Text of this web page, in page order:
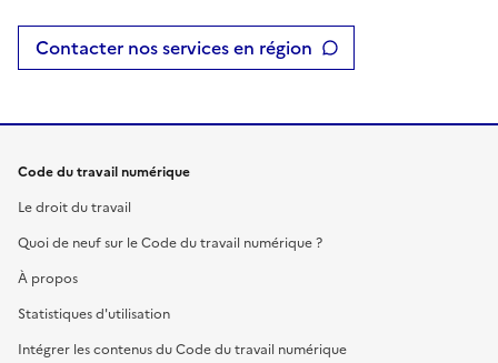
Contacter nos services en région
Code du travail numérique
Le droit du travail
Quoi de neuf sur le Code du travail numérique ?
À propos
Statistiques d'utilisation
Intégrer les contenus du Code du travail numérique